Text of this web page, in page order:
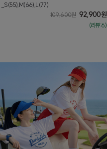
_S(55),M(66),L(77)
109,600원 92,900원
(리뷰:6)